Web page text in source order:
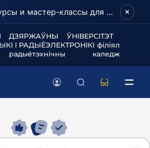
Обучающие курсы и мастер-классы для школьников и абитуриентов!
ДЗЯРЖАЎНЫ ЎНІВЕРСІТЭТ
І РАДЫЁЭЛЕКТРОНІКІ філіял
каледж